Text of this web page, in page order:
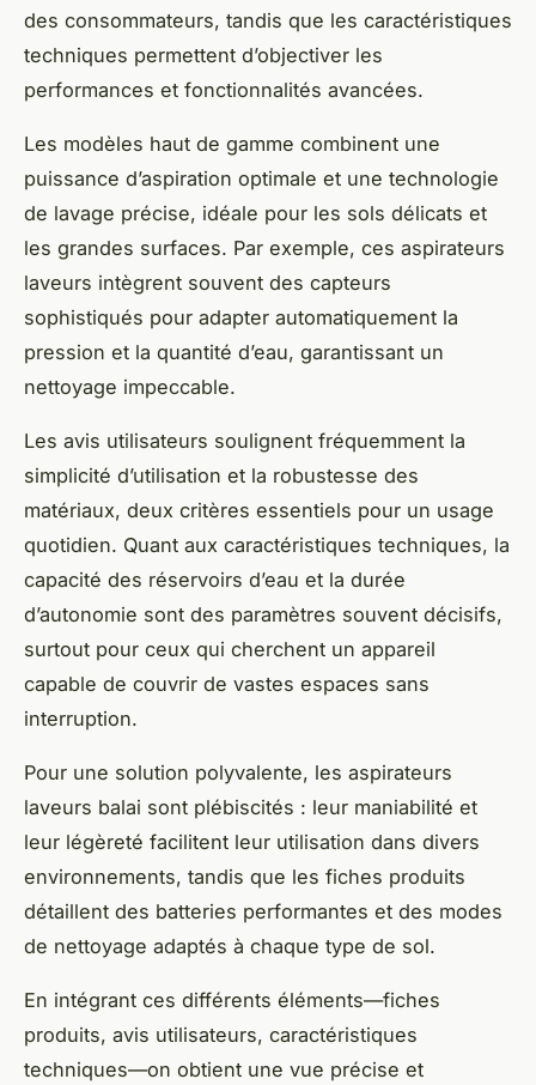
des consommateurs, tandis que les caractéristiques
techniques permettent d’objectiver les
performances et fonctionnalités avancées.
Les modèles haut de gamme combinent une
puissance d’aspiration optimale et une technologie
de lavage précise, idéale pour les sols délicats et
les grandes surfaces. Par exemple, ces aspirateurs
laveurs intègrent souvent des capteurs
sophistiqués pour adapter automatiquement la
pression et la quantité d’eau, garantissant un
nettoyage impeccable.
Les avis utilisateurs soulignent fréquemment la
simplicité d’utilisation et la robustesse des
matériaux, deux critères essentiels pour un usage
quotidien. Quant aux caractéristiques techniques, la
capacité des réservoirs d’eau et la durée
d’autonomie sont des paramètres souvent décisifs,
surtout pour ceux qui cherchent un appareil
capable de couvrir de vastes espaces sans
interruption.
Pour une solution polyvalente, les aspirateurs
laveurs balai sont plébiscités : leur maniabilité et
leur légèreté facilitent leur utilisation dans divers
environnements, tandis que les fiches produits
détaillent des batteries performantes et des modes
de nettoyage adaptés à chaque type de sol.
En intégrant ces différents éléments—fiches
produits, avis utilisateurs, caractéristiques
techniques—on obtient une vue précise et